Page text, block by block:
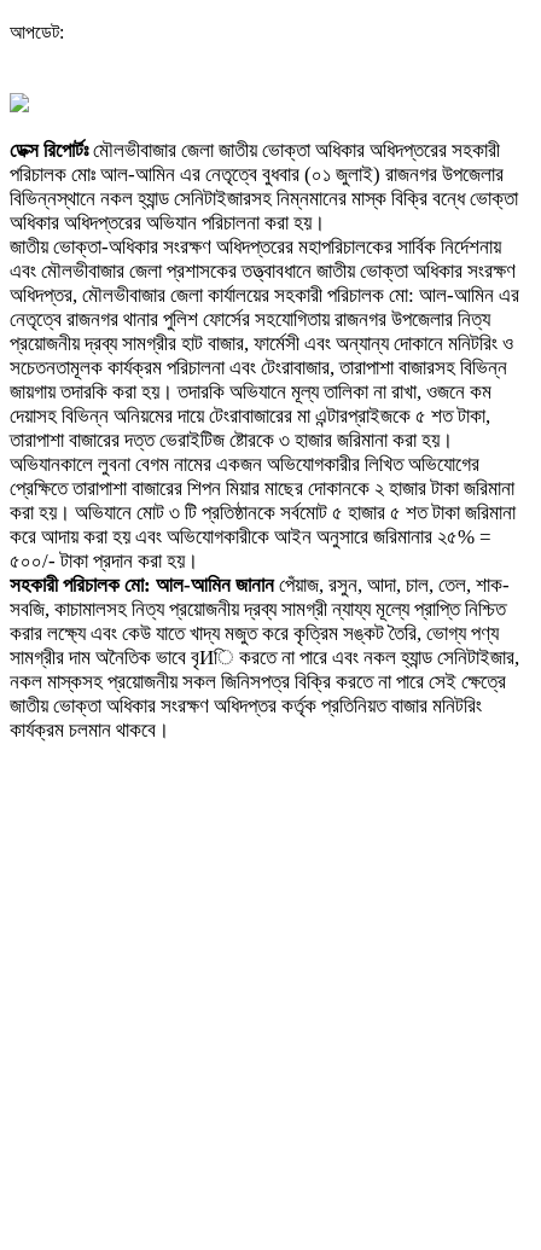
আপডেট:
ডেক্স রিপোর্টঃমৌলভীবাজার জেলা জাতীয় ভোক্তা অধিকার অধিদপ্তরের সহকারী
পরিচালক মোঃ আল-আমিন এর নেতৃত্বে বুধবার (০১ জুলাই) রাজনগর উপজেলার
বিভিন্নস্থানে নকল হ্যান্ড সেনিটাইজারসহ নিম্নমানের মাস্ক বিক্রি বন্ধে ভোক্তা
অধিকার অধিদপ্তরের অভিযান পরিচালনা করা হয়।
জাতীয় ভোক্তা-অধিকার সংরক্ষণ অধিদপ্তরের মহাপরিচালকের সার্বিক নির্দেশনায়
এবং মৌলভীবাজার জেলা প্রশাসকের তত্ত্বাবধানে জাতীয় ভোক্তা অধিকার সংরক্ষণ
অধিদপ্তর, মৌলভীবাজার জেলা কার্যালয়ের সহকারী পরিচালক মো: আল-আমিন এর
নেতৃত্বে রাজনগর থানার পুলিশ ফোর্সের সহযোগিতায় রাজনগর উপজেলার নিত্য
প্রয়োজনীয় দ্রব্য সামগ্রীর হাট বাজার, ফার্মেসী এবং অন্যান্য দোকানে মনিটরিং ও
সচেতনতামূলক কার্যক্রম পরিচালনা এবং টেংরাবাজার, তারাপাশা বাজারসহ বিভিন্ন
জায়গায় তদারকি করা হয়। তদারকি অভিযানে মূল্য তালিকা না রাখা, ওজনে কম
দেয়াসহ বিভিন্ন অনিয়মের দায়ে টেংরাবাজারের মা এন্টারপ্রাইজকে ৫ শত টাকা,
তারাপাশা বাজারের দত্ত ভেরাইটিজ ষ্টোরকে ৩ হাজার জরিমানা করা হয়।
অভিযানকালে লুবনা বেগম নামের একজন অভিযোগকারীর লিখিত অভিযোগের
প্রেক্ষিতে তারাপাশা বাজারের শিপন মিয়ার মাছের দোকানকে ২ হাজার টাকা জরিমানা
করা হয়। অভিযানে মোট ৩ টি প্রতিষ্ঠানকে সর্বমোট ৫ হাজার ৫ শত টাকা জরিমানা
করে আদায় করা হয় এবং অভিযোগকারীকে আইন অনুসারে জরিমানার ২৫% =
৫০০/- টাকা প্রদান করা হয়।
সহকারী পরিচালক মো: আল-আমিন জানানপেঁয়াজ, রসুন, আদা, চাল, তেল, শাক-
সবজি, কাচামালসহ নিত্য প্রয়োজনীয় দ্রব্য সামগ্রী ন্যায্য মূল্যে প্রাপ্তি নিশ্চিত
করার লক্ষ্যে এবং কেউ যাতে খাদ্য মজুত করে কৃত্রিম সঙ্কট তৈরি, ভোগ্য পণ্য
সামগ্রীর দাম অনৈতিক ভাবে বৃИি করতে না পারে এবং নকল হ্যান্ড সেনিটাইজার,
নকল মাস্কসহ প্রয়োজনীয় সকল জিনিসপত্র বিক্রি করতে না পারে সেই ক্ষেত্রে
জাতীয় ভোক্তা অধিকার সংরক্ষণ অধিদপ্তর কর্তৃক প্রতিনিয়ত বাজার মনিটরিং
কার্যক্রম চলমান থাকবে।